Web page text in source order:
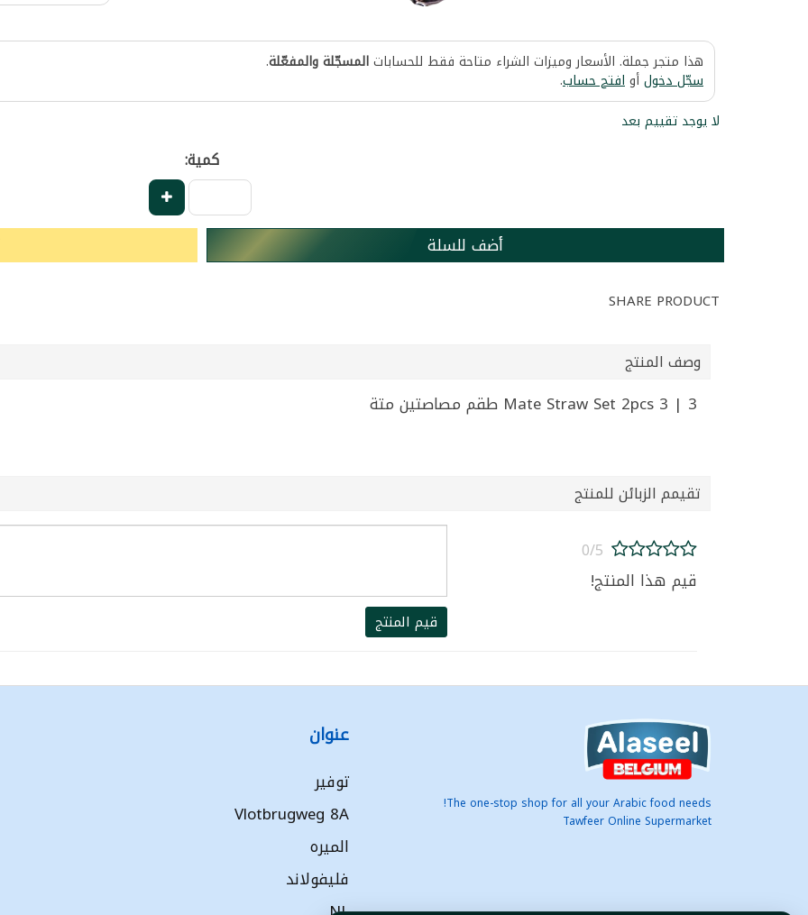
هذا متجر جملة. الأسعار وميزات الشراء متاحة فقط للحساباتالمسجّلة والمفعّلة.
سجّل دخولأوافتح حساب.
لا يوجد تقييم بعد
كمية:
أضف للسلة
SHARE PRODUCT
وصف المنتج
Mate Straw Set 2pcs 3 | 3 طقم مصاصتين متة
تقيمم الزبائن للمنتج
0/5
قيم هذا المنتج!
قيم المنتج
The one-stop shop for all your Arabic food needs!
Tawfeer Online Supermarket
عنوان
توفير
Vlotbrugweg 8A
الميره
فليفولاند